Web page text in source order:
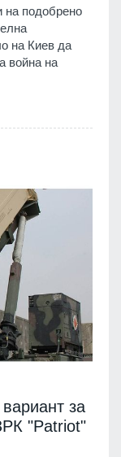
на подобрено
на Киев да
война на
за
"Patriot"